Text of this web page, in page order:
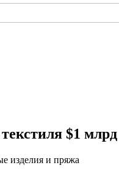
$1 млрд
изделия и пряжа